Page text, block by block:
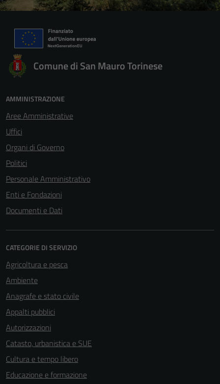
Comune di San Mauro Torinese
AMMINISTRAZIONE
Aree Amministrative
Uffici
Organi di Governo
Politici
Personale Amministrativo
Enti e Fondazioni
Documenti e Dati
CATEGORIE DI SERVIZIO
Agricoltura e pesca
Ambiente
Anagrafe e stato civile
Appalti pubblici
Autorizzazioni
Catasto, urbanistica e SUE
Cultura e tempo libero
Educazione e formazione